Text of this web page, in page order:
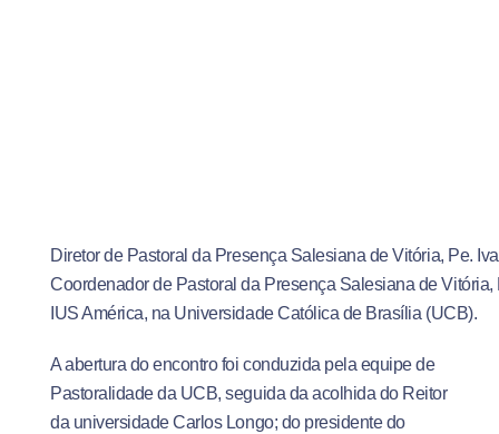
Diretor de Pastoral da Presença Salesiana de Vitória, Pe.
Coordenador de Pastoral da Presença Salesiana de
IUS América, na Universidade Católica de Brasília (UCB).
A abertura do encontro foi conduzida pela equipe de
Pastoralidade da UCB, seguida da acolhida do Reitor
da universidade Carlos Longo; do presidente do